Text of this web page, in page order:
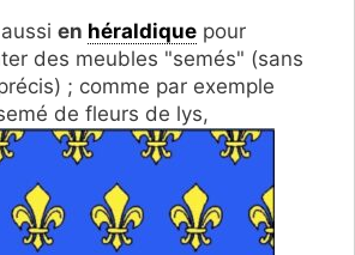
en héraldique pour
des meubles "semés" (sans
; comme par exemple
de fleurs de lys,